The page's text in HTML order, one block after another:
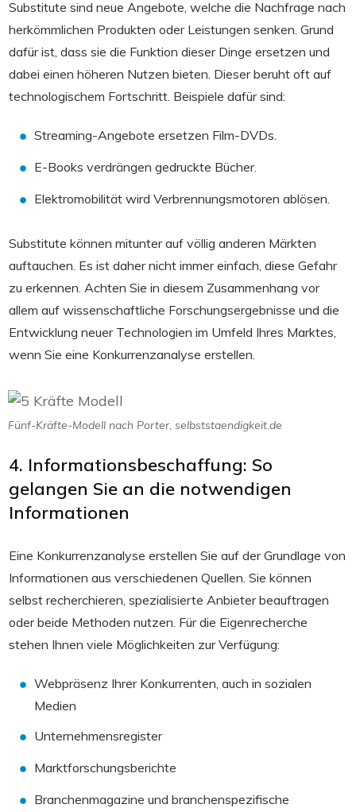
Substitute sind neue Angebote, welche die Nachfrage nach
herkömmlichen Produkten oder Leistungen senken. Grund
dafür ist, dass sie die Funktion dieser Dinge ersetzen und
dabei einen höheren Nutzen bieten. Dieser beruht oft auf
technologischem Fortschritt. Beispiele dafür sind:
Streaming-Angebote ersetzen Film-DVDs.
E-Books verdrängen gedruckte Bücher.
Elektromobilität wird Verbrennungsmotoren ablösen.
Substitute können mitunter auf völlig anderen Märkten
auftauchen. Es ist daher nicht immer einfach, diese Gefahr
zu erkennen. Achten Sie in diesem Zusammenhang vor
allem auf wissenschaftliche Forschungsergebnisse und die
Entwicklung neuer Technologien im Umfeld Ihres Marktes,
wenn Sie eine Konkurrenzanalyse erstellen.
Fünf-Kräfte-Modell nach Porter, selbststaendigkeit.de
4. Informationsbeschaffung: So
gelangen Sie an die notwendigen
Informationen
Eine Konkurrenzanalyse erstellen Sie auf der Grundlage von
Informationen aus verschiedenen Quellen. Sie können
selbst recherchieren, spezialisierte Anbieter beauftragen
oder beide Methoden nutzen. Für die Eigenrecherche
stehen Ihnen viele Möglichkeiten zur Verfügung:
Webpräsenz Ihrer Konkurrenten, auch in sozialen
Medien
Unternehmensregister
Marktforschungsberichte
Branchenmagazine und branchenspezifische